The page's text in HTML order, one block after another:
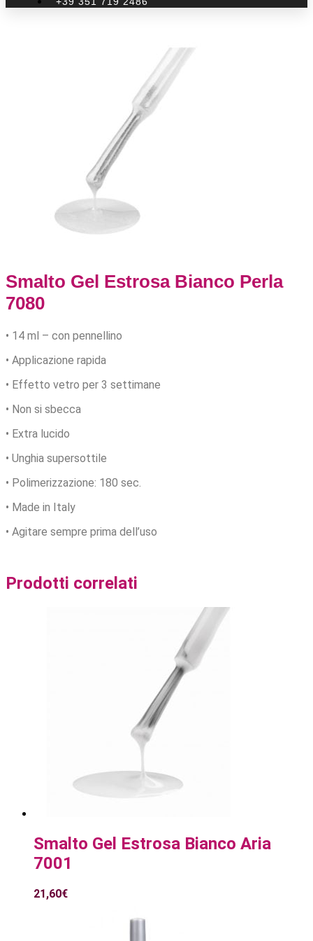
Smalto Gel Estrosa Bianco Perla
7080
• 14 ml – con pennellino
• Applicazione rapida
• Effetto vetro per 3 settimane
• Non si sbecca
• Extra lucido
• Unghia supersottile
• Polimerizzazione: 180 sec.
• Made in Italy
• Agitare sempre prima dell’uso
Prodotti correlati
Smalto Gel Estrosa Bianco Aria
7001
21,60€